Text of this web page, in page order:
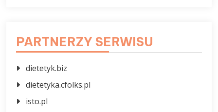
PARTNERZY SERWISU
dietetyk.biz
dietetyka.cfolks.pl
isto.pl